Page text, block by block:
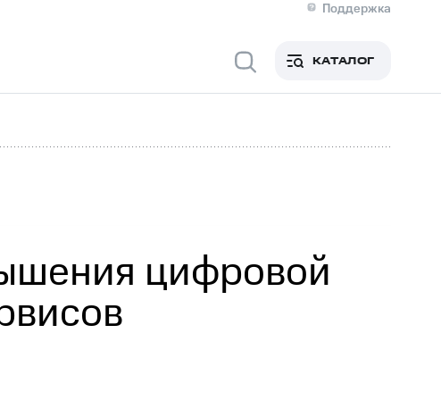
Поддержка
Медиа-центр
Новости в регионе
Контроль и аудитРынок акций
КАТАЛОГ
цифровой